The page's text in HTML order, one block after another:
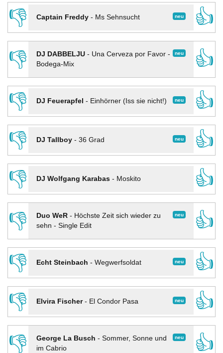
👎
neu
Captain Freddy- Ms Sehnsucht
👍
👎
neu
DJ DABBELJU- Una Cerveza por Favor -
Bodega-Mix
👍
👎
neu
DJ Feuerapfel - Einhörner (Iss sie nicht!)
👍
👎
neu
DJ Tallboy- 36 Grad
👍
👎
DJ Wolfgang Karabas- Moskito
👍
👎
neu
Duo WeR- Höchste Zeit sich wieder zu
sehn - Single Edit
👍
👎
neu
Echt Steinbach - Wegwerfsoldat
👍
👎
neu
Elvira Fischer- El Condor Pasa
👍
👎
neu
George La Busch - Sommer, Sonne und
im Cabrio
👍